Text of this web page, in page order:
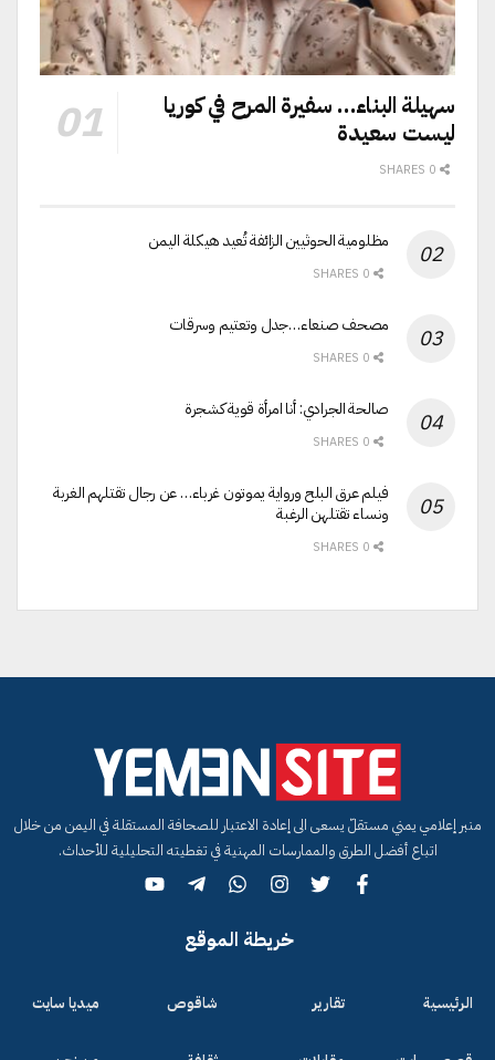
سهيلة البناء… سفيرة المرح في كوريا
ليست سعيدة
مظلومية الحوثيين الزائفة تُعيد هيكلة اليمن
مصحف صنعاء…جدل وتعتيم وسرقات
صالحة الجرادي: أنا امرأة قوية كشجرة
فيلم عرق البلح ورواية يموتون غرباء… عن رجال تقتلهم الغربة
ونساء تقتلهن الرغبة
منبر إعلامي يمني مستقلّ يسعى الى إعادة الاعتبار للصحافة المستقلة في اليمن من خلال
اتباع أفضل الطرق والممارسات المهنية في تغطيته التحليلية للأحداث.
خريطة الموقع
الرئيسية تقارير شاقوص ميديا سايت